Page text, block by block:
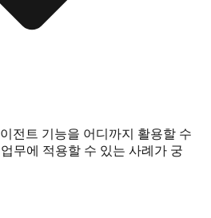
전트 기능을 어디까지 활용할 수
무에 적용할 수 있는 사례가 궁